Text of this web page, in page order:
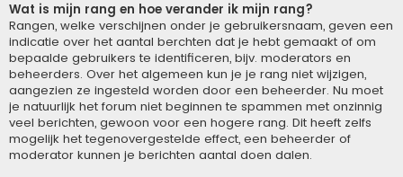
Wat is mijn rang en hoe verander ik mijn rang?
Rangen, welke verschijnen onder je gebruikersnaam, geven een
indicatie over het aantal berchten dat je hebt gemaakt of om
bepaalde gebruikers te identificeren, bijv. moderators en
beheerders. Over het algemeen kun je je rang niet wijzigen,
aangezien ze ingesteld worden door een beheerder. Nu moet
je natuurlijk het forum niet beginnen te spammen met onzinnig
veel berichten, gewoon voor een hogere rang. Dit heeft zelfs
mogelijk het tegenovergestelde effect, een beheerder of
moderator kunnen je berichten aantal doen dalen.